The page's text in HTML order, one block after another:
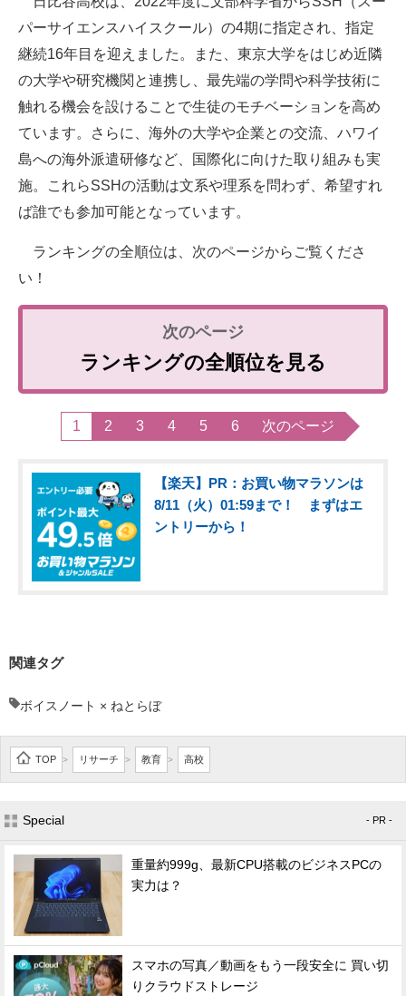
パーサイエンスハイスクール）の4期に指定され、指定
継続16年目を迎えました。また、東京大学をはじめ近隣
の大学や研究機関と連携し、最先端の学問や科学技術に
触れる機会を設けることで生徒のモチベーションを高め
ています。さらに、海外の大学や企業との交流、ハワイ
島への海外派遣研修など、国際化に向けた取り組みも実
施。これらSSHの活動は文系や理系を問わず、希望すれ
ば誰でも参加可能となっています。
ランキングの全順位は、次のページからご覧くださ
い！
ランキングの全順位を見る
1 2 3 4 5 6 次のページ
【楽天】PR：お買い物マラソンは
8/11（火）01:59まで！ まずはエ
ントリーから！
関連タグ
ボイスノート × ねとらぼ
TOP > リサーチ > 教育 > 高校
Special - PR -
重量約999g、最新CPU搭載のビジネスPCの
実力は？
スマホの写真／動画をもう一段安全に 買い切
りクラウドストレージ